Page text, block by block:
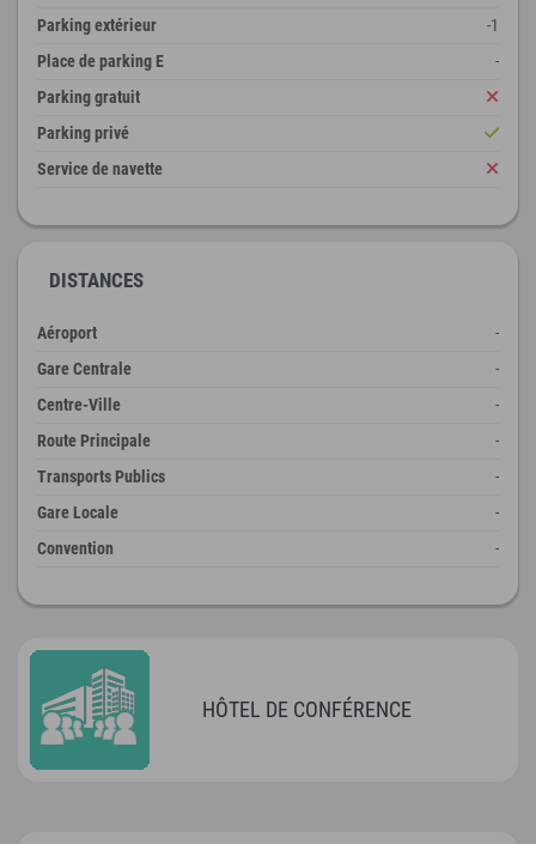
Parking extérieur
-1
Place de parking E
-
Parking gratuit
Parking privé
Service de navette
DISTANCES
Aéroport
-
Gare Centrale
-
Centre-Ville
-
Route Principale
-
Transports Publics
-
Gare Locale
-
Convention
-
HÔTEL DE CONFÉRENCE